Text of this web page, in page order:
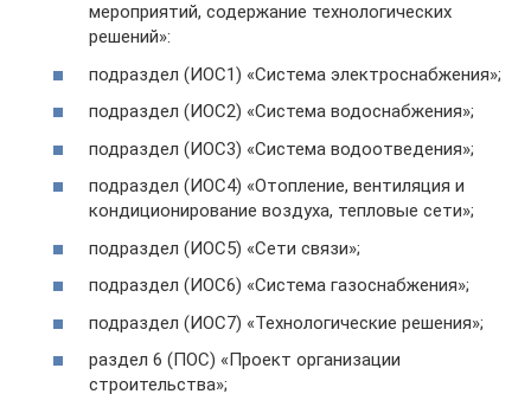
мероприятий, содержание технологических
решений»:
подраздел (ИОС1) «Система электроснабжения»;
подраздел (ИОС2) «Система водоснабжения»;
подраздел (ИОС3) «Система водоотведения»;
подраздел (ИОС4) «Отопление, вентиляция и
кондиционирование воздуха, тепловые сети»;
подраздел (ИОС5) «Сети связи»;
подраздел (ИОС6) «Система газоснабжения»;
подраздел (ИОС7) «Технологические решения»;
раздел 6 (ПОС) «Проект организации
строительства»;